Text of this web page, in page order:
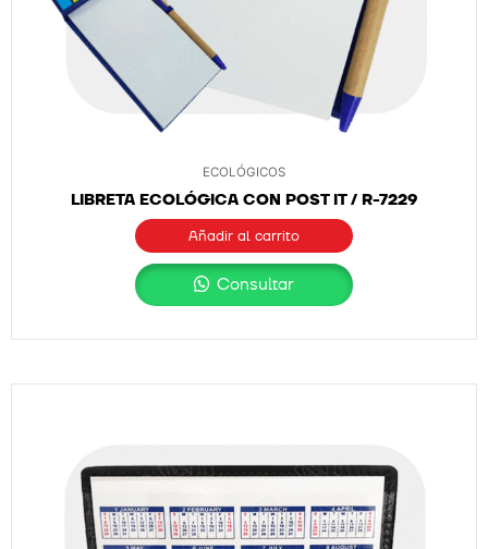
ECOLÓGICOS
LIBRETA ECOLÓGICA CON POST IT / R-7229
Añadir al carrito
Consultar